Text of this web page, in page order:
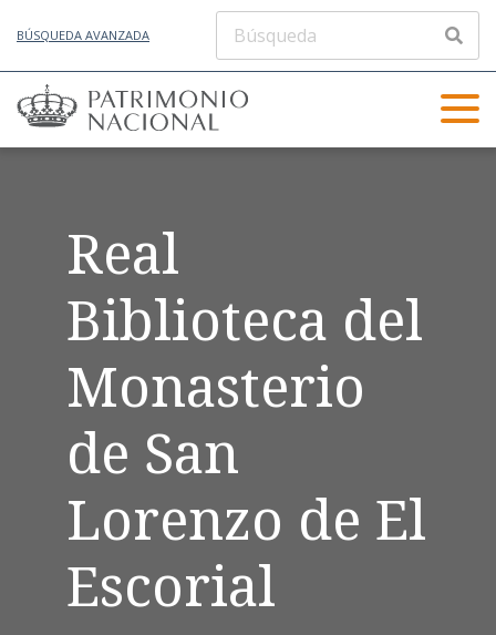
BÚSQUEDA AVANZADA
Real
Biblioteca del
Monasterio
de San
Lorenzo de El
Escorial